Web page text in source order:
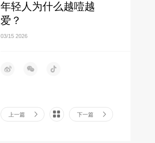
年轻人为什么越噎越
爱？
03/15 2026
上一篇 下一篇